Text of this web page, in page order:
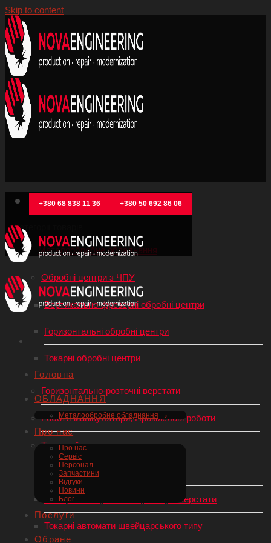
Skip to content
+380 68 838 11 36 +380 50 692 86 06
Головна
ОБЛАДНАННЯ
Металообробне обладнання
Про нас
Про нас
Сервіс
Персонал
Запчастини
Відгуки
Новини
Блог
Послуги
Обране
Категорії товарів
Металообробне обладнання
Обробні центри з ЧПУ
Вертикально-фрезерні обробні центри
Горизонтальні обробні центри
Токарні обробні центри
Горизонтально-розточні верстати
Роботи-маніпулятори, Промислові роботи
Токарний верстат по металу
Токарні верстати з ЧПУ
Універсальні (механічні) токарні верстати
Токарні автомати швейцарського типу